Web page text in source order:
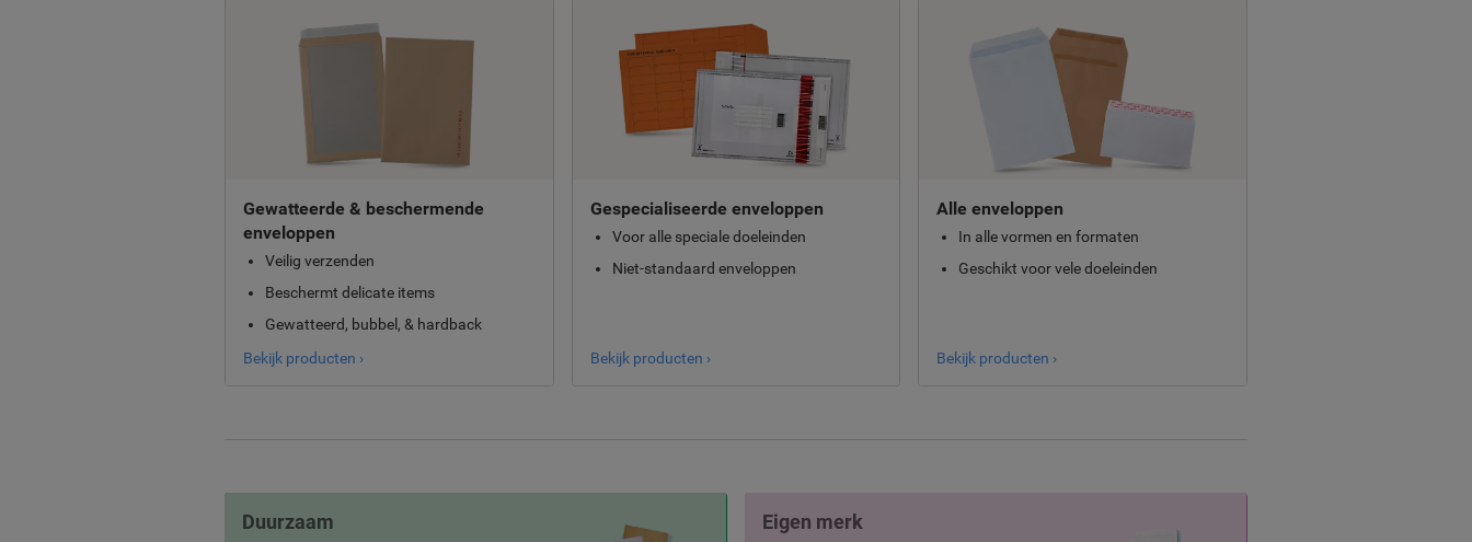
Gewatteerde & beschermende
enveloppen
Veilig verzenden
Beschermt delicate items
Gewatteerd, bubbel, & hardback
Bekijk producten ›
Gespecialiseerde enveloppen
Voor alle speciale doeleinden
Niet-standaard enveloppen
Bekijk producten ›
Alle enveloppen
In alle vormen en formaten
Geschikt voor vele doeleinden
Bekijk producten ›
Duurzaam Eigen merk